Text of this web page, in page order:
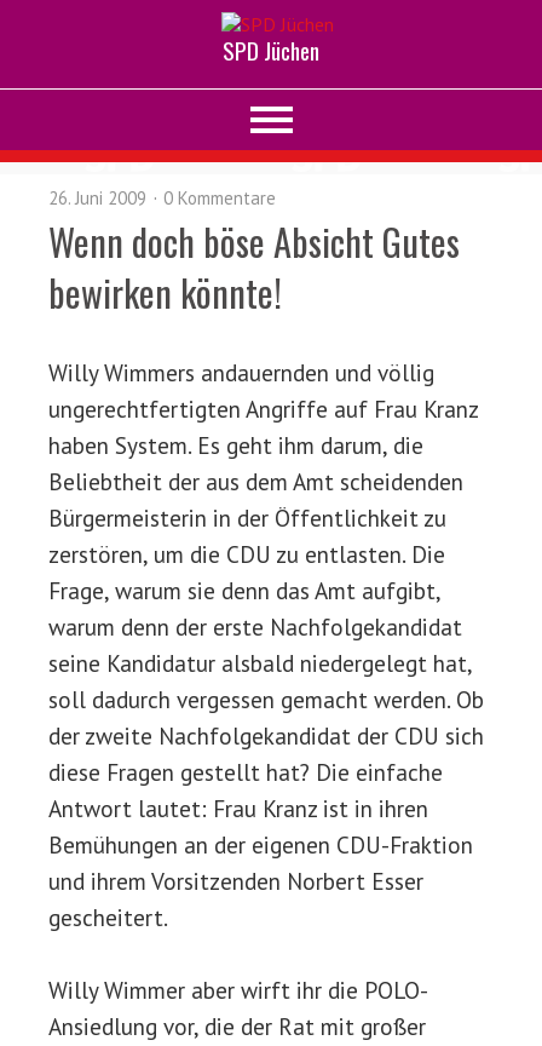
SPD Jüchen
26. Juni 2009 0 Kommentare
Wenn doch böse Absicht Gutes
bewirken könnte!
Willy Wimmers andauernden und völlig
ungerechtfertigten Angriffe auf Frau Kranz
haben System. Es geht ihm darum, die
Beliebtheit der aus dem Amt scheidenden
Bürgermeisterin in der Öffentlichkeit zu
zerstören, um die CDU zu entlasten. Die
Frage, warum sie denn das Amt aufgibt,
warum denn der erste Nachfolgekandidat
seine Kandidatur alsbald niedergelegt hat,
soll dadurch vergessen gemacht werden. Ob
der zweite Nachfolgekandidat der CDU sich
diese Fragen gestellt hat? Die einfache
Antwort lautet: Frau Kranz ist in ihren
Bemühungen an der eigenen CDU-Fraktion
und ihrem Vorsitzenden Norbert Esser
gescheitert.
Willy Wimmer aber wirft ihr die POLO-
Ansiedlung vor, die der Rat mit großer